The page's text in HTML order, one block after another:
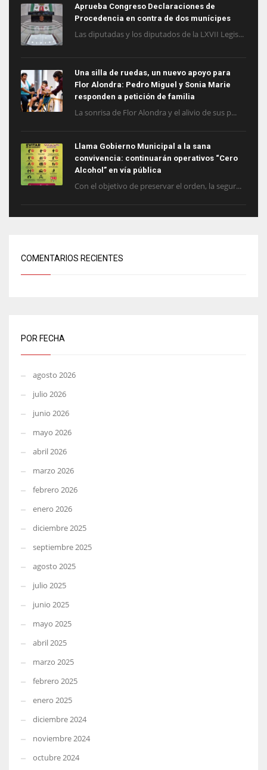
Aprueba Congreso Declaraciones de
Procedencia en contra de dos munícipes
Las diputadas y los diputados de la LXVII Legis...
Una silla de ruedas, un nuevo apoyo para
Flor Alondra: Pedro Miguel y Sonia Marie
responden a petición de familia
La sonrisa de Flor Alondra y el alivio de sus p...
Llama Gobierno Municipal a la sana
convivencia: continuarán operativos “Cero
Alcohol” en vía pública
Con el objetivo de preservar el orden, la segur...
COMENTARIOS RECIENTES
POR FECHA
agosto 2026
julio 2026
junio 2026
mayo 2026
abril 2026
marzo 2026
febrero 2026
enero 2026
diciembre 2025
septiembre 2025
agosto 2025
julio 2025
junio 2025
mayo 2025
abril 2025
marzo 2025
febrero 2025
enero 2025
diciembre 2024
noviembre 2024
octubre 2024